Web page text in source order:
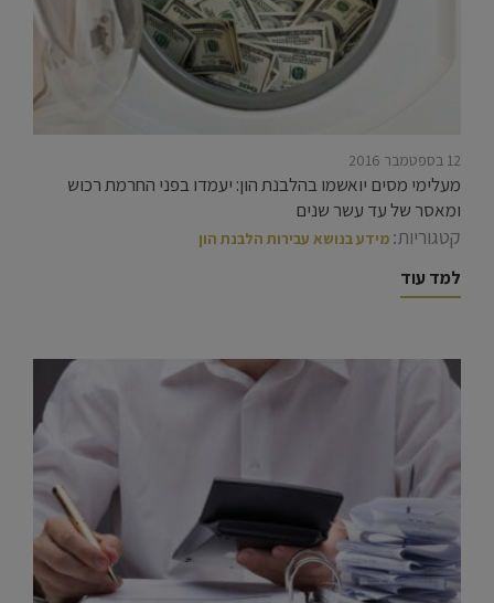
12 בספטמבר 2016
מעלימי מסים יואשמו בהלבנת הון: יעמדו בפני החרמת רכוש
ומאסר של עד עשר שנים
קטגוריות: מידע בנושא עבירות הלבנת הון
למד עוד